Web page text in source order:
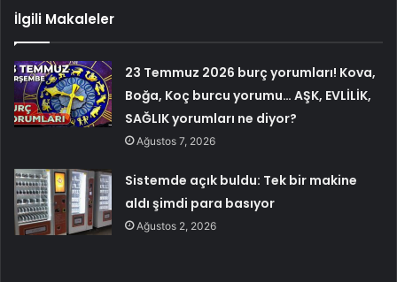
İlgili Makaleler
23 Temmuz 2026 burç yorumları! Kova,
Boğa, Koç burcu yorumu… AŞK, EVLİLİK,
SAĞLIK yorumları ne diyor?
Ağustos 7, 2026
Sistemde açık buldu: Tek bir makine
aldı şimdi para basıyor
Ağustos 2, 2026